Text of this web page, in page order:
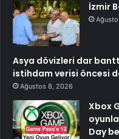
İzmir
Asya dövizleri dar
istihdam verisi öncesi
Ağustos 8, 2026
Xbox
Day